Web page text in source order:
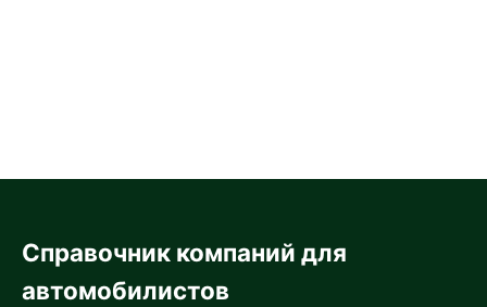
Справочник компаний для
автомобилистов